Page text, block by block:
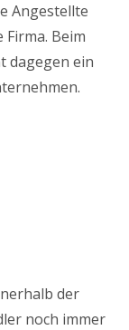
Angestellte
Beim
dagegen ein
der
noch immer